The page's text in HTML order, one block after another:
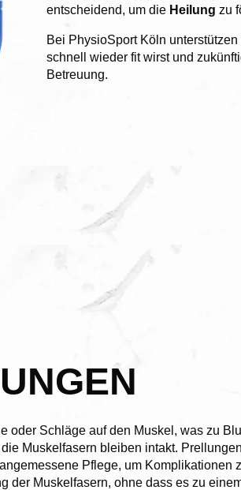
entscheidend, um die Heilung zu
Bei PhysioSport Köln
schnell wieder fit wirst und
Betreuung.
oder Schläge auf den Muskel, was zu
Muskelfasern bleiben intakt.
Pflege, um Komplikationen
der Muskelfasern, ohne dass es zu